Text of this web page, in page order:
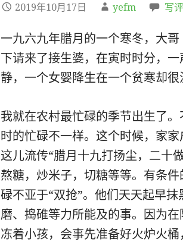
2019年10月17日 yefm 写
一九六九年腊月的一个寒冬，大
下请来了接生婆，在寅时时分，
静，一个女婴降生在一个贫寒却很
我就在农村最忙碌的季节出生了
时的忙碌不一样。这个时候，家
这儿流传“腊月十九打扬尘，二
熬糖，炒米子，切糖等等。有条
碌不亚于“双抢”。他们天天起早
磨、捣碓等力所能及的事。因为
冻着小孩，会事先准备好火炉火